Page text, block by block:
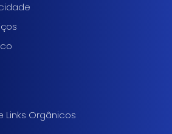
Links Orgânicos